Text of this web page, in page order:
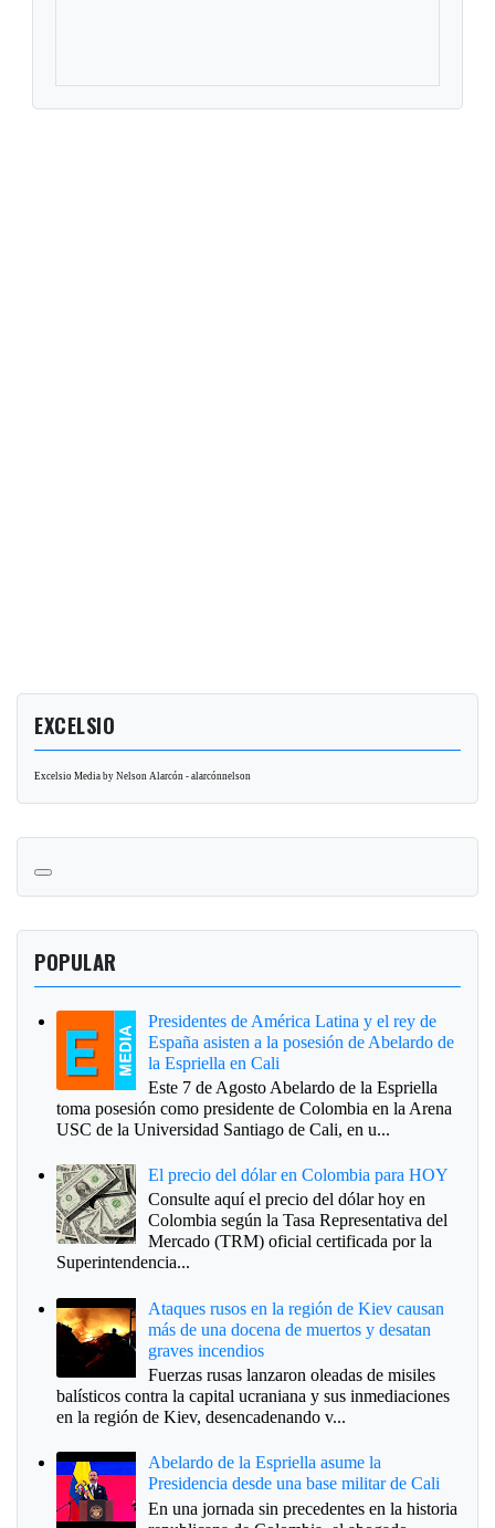
EXCELSIO
Excelsio Media by Nelson Alarcón - alarcónnelson
POPULAR
Presidentes de América Latina y el rey de
España asisten a la posesión de Abelardo de
la Espriella en Cali
Este 7 de Agosto Abelardo de la Espriella
toma posesión como presidente de Colombia en la Arena
USC de la Universidad Santiago de Cali, en u...
El precio del dólar en Colombia para HOY
Consulte aquí el precio del dólar hoy en
Colombia según la Tasa Representativa del
Mercado (TRM) oficial certificada por la
Superintendencia...
Ataques rusos en la región de Kiev causan
más de una docena de muertos y desatan
graves incendios
Fuerzas rusas lanzaron oleadas de misiles
balísticos contra la capital ucraniana y sus inmediaciones
en la región de Kiev, desencadenando v...
Abelardo de la Espriella asume la
Presidencia desde una base militar de Cali
En una jornada sin precedentes en la historia